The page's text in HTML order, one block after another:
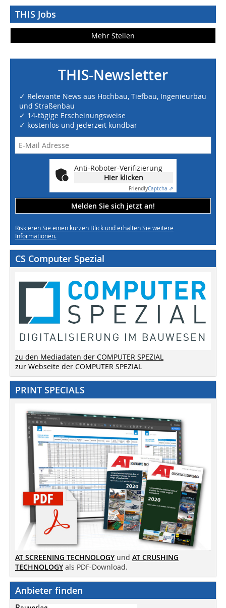
THIS Jobs
Mehr Stellen
THIS-Newsletter
✓ Relevante News aus Hochbau, Tiefbau, Ingenieurbau
und Straßenbau
✓ 14-tägige Erscheinungsweise
✓ kostenlos und jederzeit kündbar
Anti-Roboter-Verifizierung
Hier klicken
FriendlyCaptcha ⇗
Melden Sie sich jetzt an!
Riskieren Sie einen kurzen Blick und erhalten Sie weitere
Informationen.
CS Computer Spezial
zu den Mediadaten der COMPUTER SPEZIAL
zur Webseite der COMPUTER SPEZIAL
PRINT SPECIALS
AT SCREENING TECHNOLOGY und AT CRUSHING
TECHNOLOGY als PDF-Download.
Anbieter finden